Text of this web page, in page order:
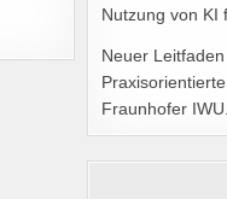
Nutzung von KI
Neuer
Fraunhofer IWU.